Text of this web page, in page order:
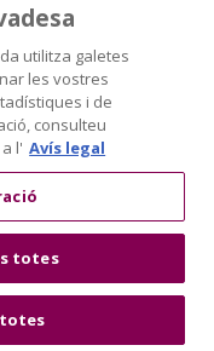
utilitza galetes
les vostres
i de
consulteu
l' Avís legal
totes